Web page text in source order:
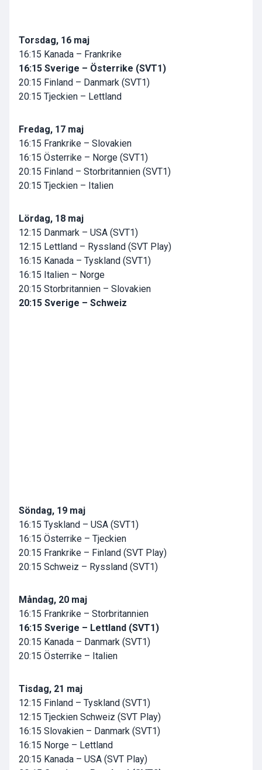
Torsdag, 16 maj
16:15 Kanada – Frankrike
16:15 Sverige – Österrike (SVT1)
20:15 Finland – Danmark (SVT1)
20:15 Tjeckien – Lettland
Fredag, 17 maj
16:15 Frankrike – Slovakien
16:15 Österrike – Norge (SVT1)
20:15 Finland – Storbritannien (SVT1)
20:15 Tjeckien – Italien
Lördag, 18 maj
12:15 Danmark – USA (SVT1)
12:15 Lettland – Ryssland (SVT Play)
16:15 Kanada – Tyskland (SVT1)
16:15 Italien – Norge
20:15 Storbritannien – Slovakien
20:15 Sverige – Schweiz
Söndag, 19 maj
16:15 Tyskland – USA (SVT1)
16:15 Österrike – Tjeckien
20:15 Frankrike – Finland (SVT Play)
20:15 Schweiz – Ryssland (SVT1)
Måndag, 20 maj
16:15 Frankrike – Storbritannien
16:15 Sverige – Lettland (SVT1)
20:15 Kanada – Danmark (SVT1)
20:15 Österrike – Italien
Tisdag, 21 maj
12:15 Finland – Tyskland (SVT1)
12:15 Tjeckien Schweiz (SVT Play)
16:15 Slovakien – Danmark (SVT1)
16:15 Norge – Lettland
20:15 Kanada – USA (SVT Play)